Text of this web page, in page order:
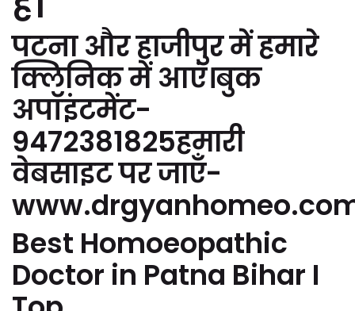
पटना और हाजीपुर में हमारे
क्लिनिक में आएं।बुक
अपॉइंटमेंट-
9472381825हमारी
वेबसाइट पर जाएँ-
Best Homoeopathic
Doctor in Patna Bihar I